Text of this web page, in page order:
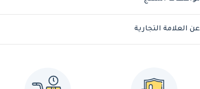
عن العلامة التجارية